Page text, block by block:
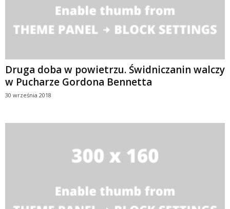
Druga doba w powietrzu. Świdniczanin walczy
w Pucharze Gordona Bennetta
30 września 2018